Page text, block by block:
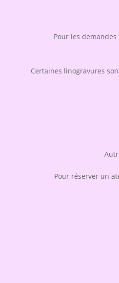
Pour les
Certaines linogravures
Pour réserver un